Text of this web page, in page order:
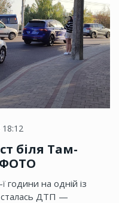
біля Там-
ФОТО
години на одній із
сталась ДТП —